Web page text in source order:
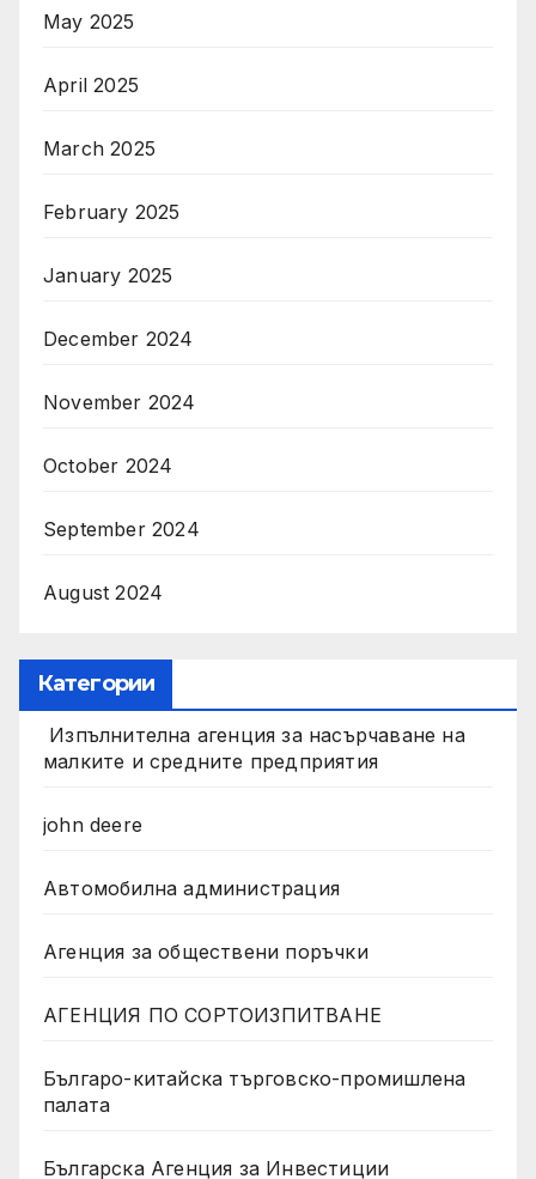
May 2025
April 2025
March 2025
February 2025
January 2025
December 2024
November 2024
October 2024
September 2024
August 2024
Категории
Изпълнителна агенция за насърчаване на
малките и средните предприятия
john deere
Автомобилна администрация
Агенция за обществени поръчки
АГЕНЦИЯ ПО СОРТОИЗПИТВАНЕ
Българо-китайска търговско-промишлена
палата
Българска Агенция за Инвестиции